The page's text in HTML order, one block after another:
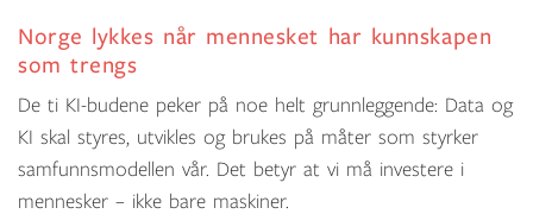
Norge lykkes når mennesket har kunnskapen
som trengs
De ti KI-budene peker på noe helt grunnleggende: Data og
KI skal styres, utvikles og brukes på måter som styrker
samfunnsmodellen vår. Det betyr at vi må investere i
mennesker – ikke bare maskiner.